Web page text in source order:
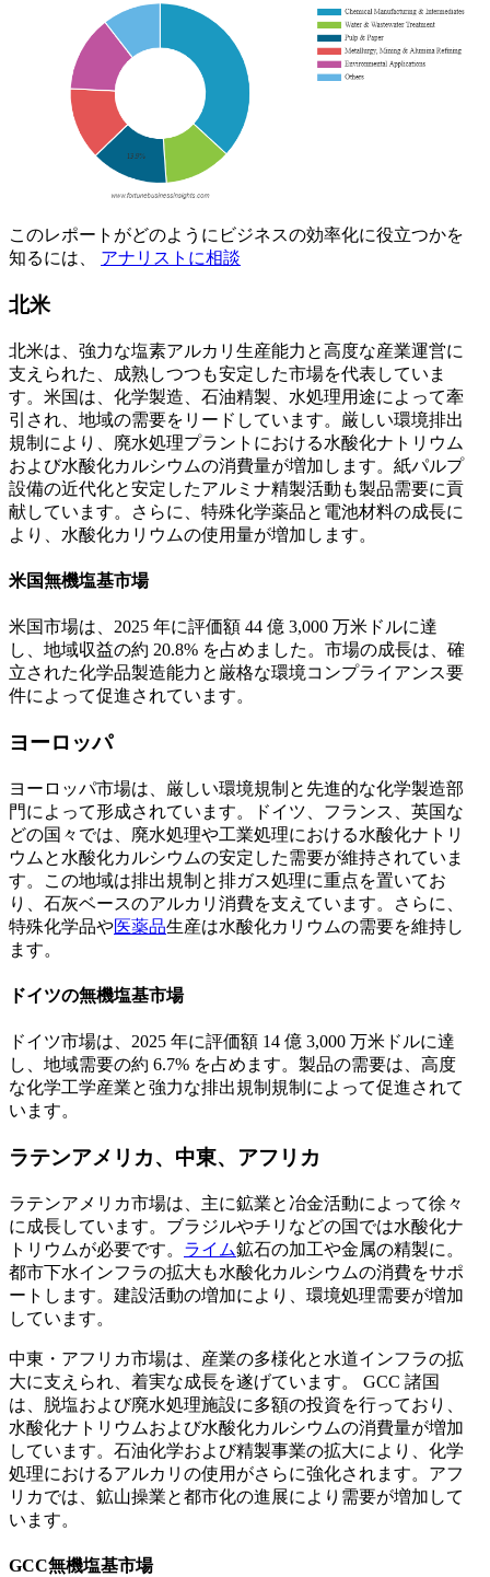
このレポートがどのようにビジネスの効率化に役立つかを
知るには、 アナリストに相談
北米
北米は、強力な塩素アルカリ生産能力と高度な産業運営に
支えられた、成熟しつつも安定した市場を代表していま
す。米国は、化学製造、石油精製、水処理用途によって牽
引され、地域の需要をリードしています。厳しい環境排出
規制により、廃水処理プラントにおける水酸化ナトリウム
および水酸化カルシウムの消費量が増加します。紙パルプ
設備の近代化と安定したアルミナ精製活動も製品需要に貢
献しています。さらに、特殊化学薬品と電池材料の成長に
より、水酸化カリウムの使用量が増加します。
米国無機塩基市場
米国市場は、2025 年に評価額 44 億 3,000 万米ドルに達
し、地域収益の約 20.8% を占めました。市場の成長は、確
立された化学品製造能力と厳格な環境コンプライアンス要
件によって促進されています。
ヨーロッパ
ヨーロッパ市場は、厳しい環境規制と先進的な化学製造部
門によって形成されています。ドイツ、フランス、英国な
どの国々では、廃水処理や工業処理における水酸化ナトリ
ウムと水酸化カルシウムの安定した需要が維持されていま
す。この地域は排出規制と排ガス処理に重点を置いてお
り、石灰ベースのアルカリ消費を支えています。さらに、
特殊化学品や医薬品生産は水酸化カリウムの需要を維持し
ます。
ドイツの無機塩基市場
ドイツ市場は、2025 年に評価額 14 億 3,000 万米ドルに達
し、地域需要の約 6.7% を占めます。製品の需要は、高度
な化学工学産業と強力な排出規制規制によって促進されて
います。
ラテンアメリカ、中東、アフリカ
ラテンアメリカ市場は、主に鉱業と冶金活動によって徐々
に成長しています。ブラジルやチリなどの国では水酸化ナ
トリウムが必要です。 ライム鉱石の加工や金属の精製に。
都市下水インフラの拡大も水酸化カルシウムの消費をサポ
ートします。建設活動の増加により、環境処理需要が増加
しています。
中東・アフリカ市場は、産業の多様化と水道インフラの拡
大に支えられ、着実な成長を遂げています。 GCC 諸国
は、脱塩および廃水処理施設に多額の投資を行っており、
水酸化ナトリウムおよび水酸化カルシウムの消費量が増加
しています。石油化学および精製事業の拡大により、化学
処理におけるアルカリの使用がさらに強化されます。アフ
リカでは、鉱山操業と都市化の進展により需要が増加して
います。
GCC無機塩基市場